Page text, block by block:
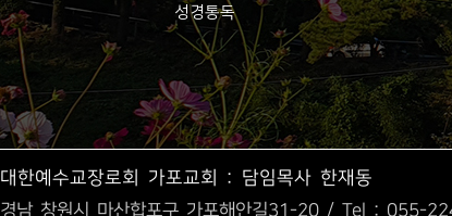
성경통독
대한예수교장로회 가포교회 : 담임목사 한재동
경남 창원시 마산합포구 가포해안길31-20 /Tel : 055-